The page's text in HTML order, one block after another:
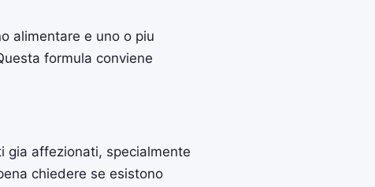
alimentare e uno o piu
formula conviene
gia affezionati, specialmente
chiedere se esistono